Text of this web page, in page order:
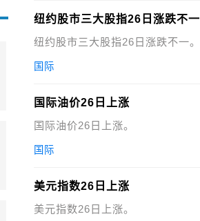
纽约股市三大股指26日涨跌不一
纽约股市三大股指26日涨跌不一。
国际
国际油价26日上涨
国际油价26日上涨。
国际
美元指数26日上涨
美元指数26日上涨。